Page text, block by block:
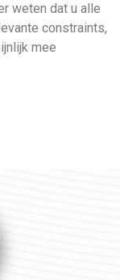
weten dat u alle
constraints,
mee